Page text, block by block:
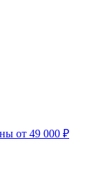
от 49 000 ₽